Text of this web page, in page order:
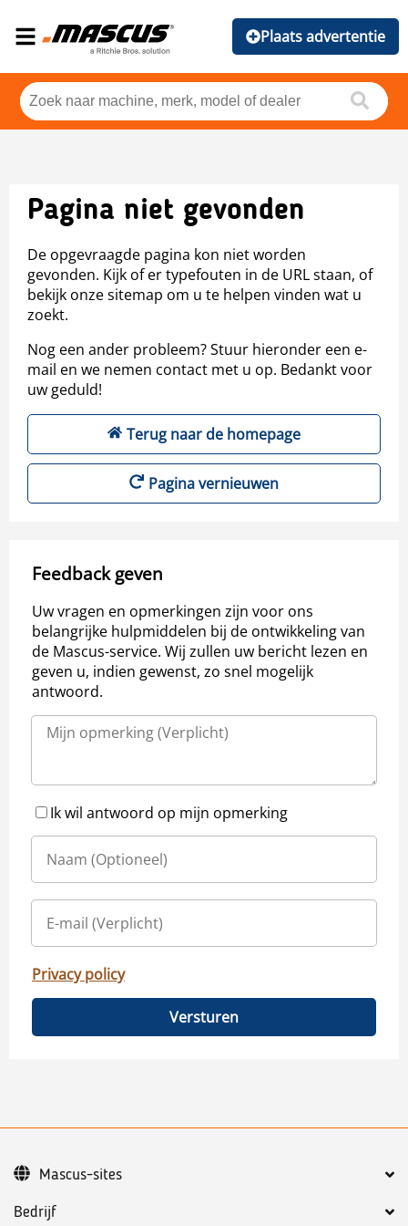
Plaats advertentie
Pagina niet gevonden
De opgevraagde pagina kon niet worden
gevonden. Kijk of er typefouten in de URL staan, of
bekijk onze sitemap om u te helpen vinden wat u
zoekt.
Nog een ander probleem? Stuur hieronder een e-
mail en we nemen contact met u op. Bedankt voor
uw geduld!
Terug naar de homepage
Pagina vernieuwen
Feedback geven
Uw vragen en opmerkingen zijn voor ons
belangrijke hulpmiddelen bij de ontwikkeling van
de Mascus-service. Wij zullen uw bericht lezen en
geven u, indien gewenst, zo snel mogelijk
antwoord.
Ik wil antwoord op mijn opmerking
Privacy policy
Versturen
Bedrijf
Mascus-sites